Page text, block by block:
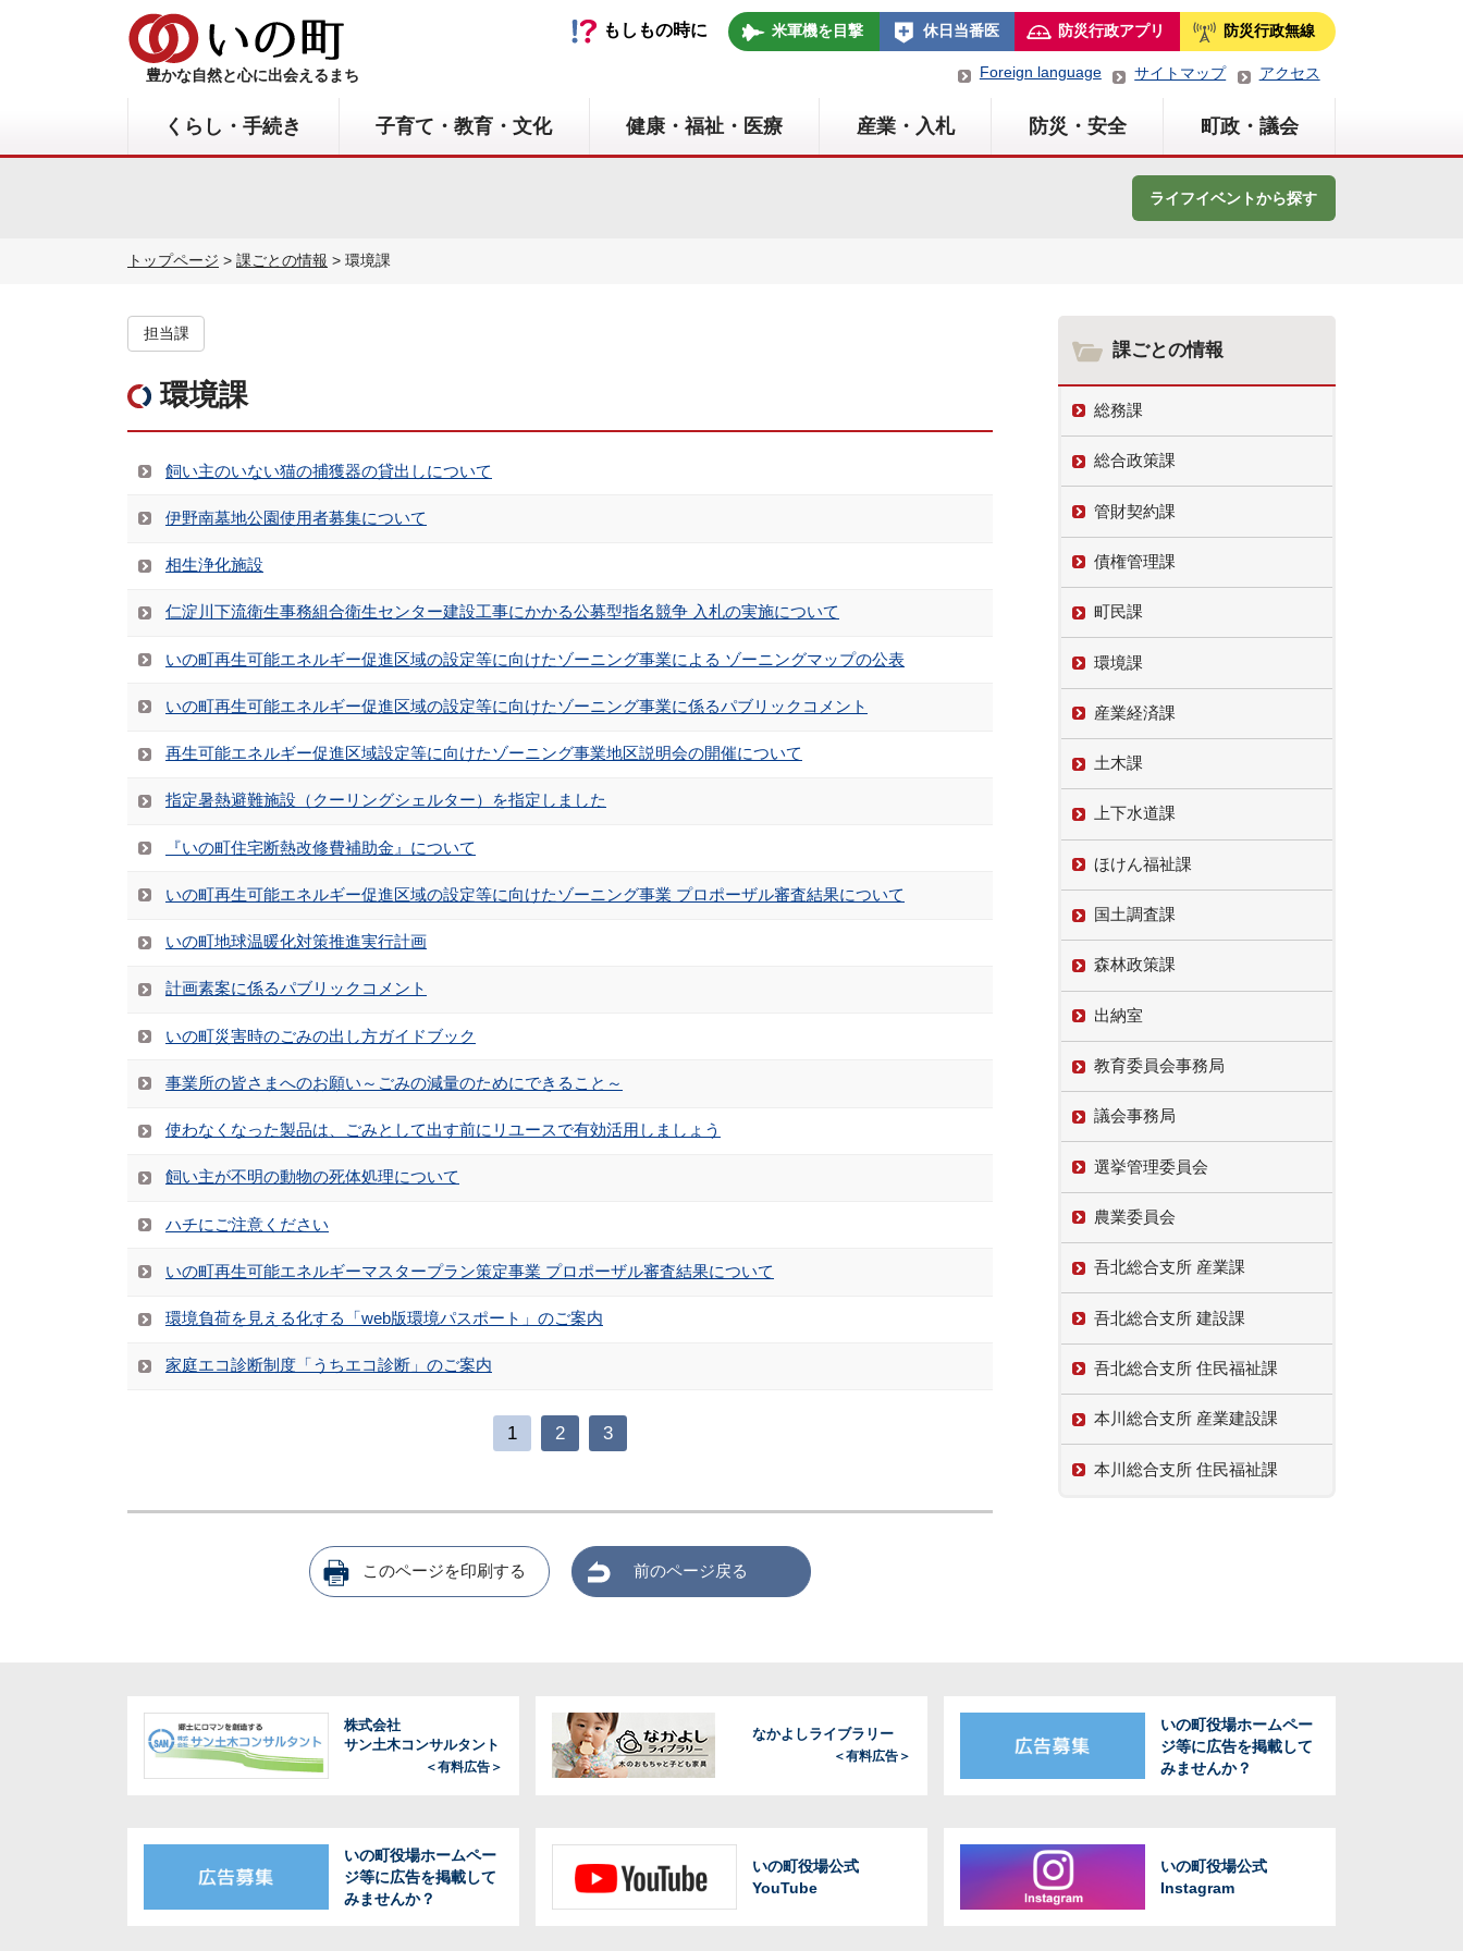
いの町
豊かな自然と心に出会えるまち
もしもの時に 米軍機を目撃 休日当番医 防災行政アプリ 防災行政無線
Foreign language サイトマップ アクセス
くらし・手続き 子育て・教育・文化 健康・福祉・医療 産業・入札 防災・安全 町政・議会
ライフイベントから探す
トップページ > 課ごとの情報 > 環境課
担当課
環境課
飼い主のいない猫の捕獲器の貸出しについて
伊野南墓地公園使用者募集について
相生浄化施設
仁淀川下流衛生事務組合衛生センター建設工事にかかる公募型指名競争 入札の実施について
いの町再生可能エネルギー促進区域の設定等に向けたゾーニング事業による ゾーニングマップの公表
いの町再生可能エネルギー促進区域の設定等に向けたゾーニング事業に係るパブリックコメント
再生可能エネルギー促進区域設定等に向けたゾーニング事業地区説明会の開催について
指定暑熱避難施設（クーリングシェルター）を指定しました
『いの町住宅断熱改修費補助金』について
いの町再生可能エネルギー促進区域の設定等に向けたゾーニング事業 プロポーザル審査結果について
いの町地球温暖化対策推進実行計画
計画素案に係るパブリックコメント
いの町災害時のごみの出し方ガイドブック
事業所の皆さまへのお願い～ごみの減量のためにできること～
使わなくなった製品は、ごみとして出す前にリユースで有効活用しましょう
飼い主が不明の動物の死体処理について
ハチにご注意ください
いの町再生可能エネルギーマスタープラン策定事業 プロポーザル審査結果について
環境負荷を見える化する「web版環境パスポート」のご案内
家庭エコ診断制度「うちエコ診断」のご案内
1 2 3
このページを印刷する 前のページ戻る
課ごとの情報
総務課
総合政策課
管財契約課
債権管理課
町民課
環境課
産業経済課
土木課
上下水道課
ほけん福祉課
国土調査課
森林政策課
出納室
教育委員会事務局
議会事務局
選挙管理委員会
農業委員会
吾北総合支所 産業課
吾北総合支所 建設課
吾北総合支所 住民福祉課
本川総合支所 産業建設課
本川総合支所 住民福祉課
株式会社
サン土木コンサルタント
＜有料広告＞
なかよしライブラリー
＜有料広告＞
いの町役場ホームペー
ジ等に広告を掲載して
みませんか？
いの町役場ホームペー
ジ等に広告を掲載して
みませんか？
いの町役場公式
YouTube
いの町役場公式
Instagram